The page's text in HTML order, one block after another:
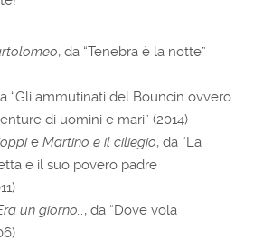
, da “Tenebra è la notte”
“Gli ammutinati del Bouncin ovvero
di uomini e mari” (2014)
eMartino e il ciliegio, da “La
e il suo povero padre
un giorno…, da “Dove vola